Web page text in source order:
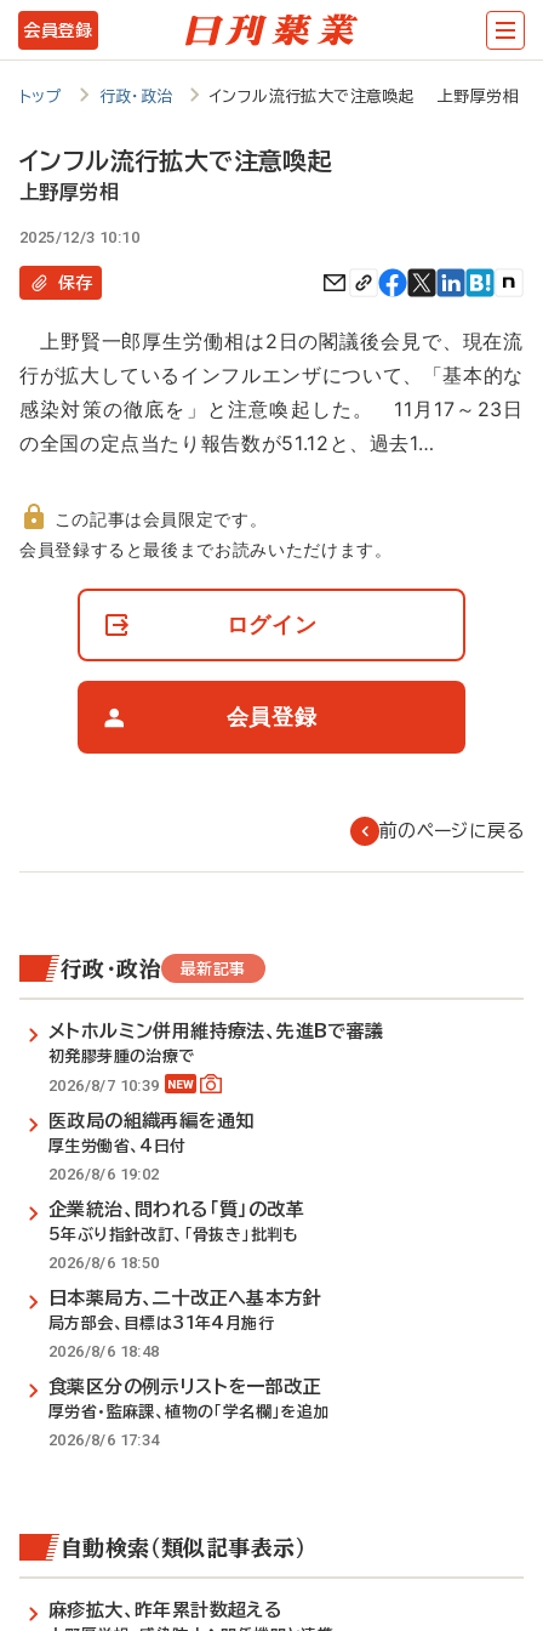
メ
イ
ツ
移
動
会員登録
トップ 行政・政治 インフル流行拡大で注意喚起 上野厚労相
インフル流行拡大で注意喚起
上野厚労相
2025/12/3 10:10
保存
上野賢一郎厚生労働相は2日の閣議後会見で、現在流
行が拡大しているインフルエンザについて、「基本的な
感染対策の徹底を」と注意喚起した。 11月17～23日
の全国の定点当たり報告数が51.12と、過去1…
非
この記事は会員限定です。
会員登録すると最後までお読みいただけます。
ログイン
会員登録
前のページに戻る
行政・政治 最新記事
メトホルミン併用維持療法、先進Bで審議
初発膠芽腫の治療で
2026/8/7 10:39
医政局の組織再編を通知
厚生労働省、4日付
2026/8/6 19:02
企業統治、問われる「質」の改革
5年ぶり指針改訂、「骨抜き」批判も
2026/8/6 18:50
日本薬局方、二十改正へ基本方針
局方部会、目標は31年4月施行
2026/8/6 18:48
食薬区分の例示リストを一部改正
厚労省・監麻課、植物の「学名欄」を追加
2026/8/6 17:34
自動検索（類似記事表示）
麻疹拡大、昨年累計数超える